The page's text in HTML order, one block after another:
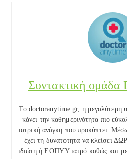
Συντακτική
Το doctoranytime.gr, η μεγαλύτερη
κάνει την καθημερινότητα πιο
ιατρική ανάγκη που προκύπτει.
έχει τη δυνατότητα να κλείσει
ιδιώτη ή ΕΟΠΥΥ ιατρό καθώς και με